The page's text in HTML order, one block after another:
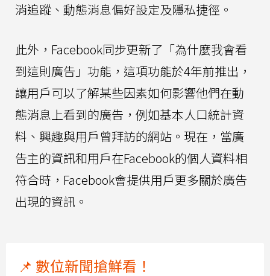
消追蹤、動態消息偏好設定及隱私捷徑。
此外，Facebook同步更新了「為什麼我會看
到這則廣告」功能，這項功能於4年前推出，
讓用戶可以了解某些因素如何影響他們在動
態消息上看到的廣告，例如基本人口統計資
料、興趣與用戶曾拜訪的網站。現在，當廣
告主的資訊和用戶在Facebook的個人資料相
符合時，Facebook會提供用戶更多關於廣告
出現的資訊。
📌 數位新聞搶鮮看！